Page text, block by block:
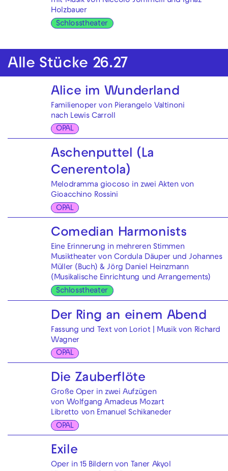
Holzbauer
Schlosstheater
Alle Stücke 26.27
Alice im Wunderland
Familienoper von Pierangelo Valtinoni
nach Lewis Carroll
OPAL
Aschenputtel (La
Cenerentola)
Melodramma giocoso in zwei Akten von
Gioacchino Rossini
OPAL
Comedian Harmonists
Eine Erinnerung in mehreren Stimmen
Musiktheater von Cordula Däuper und Johannes
Müller (Buch) & Jörg Daniel Heinzmann
(Musikalische Einrichtung und Arrangements)
Schlosstheater
Der Ring an einem Abend
Fassung und Text von Loriot | Musik von Richard
Wagner
OPAL
Die Zauberflöte
Große Oper in zwei Aufzügen
von Wolfgang Amadeus Mozart
Libretto von Emanuel Schikaneder
OPAL
Exile
Oper in 15 Bildern von Taner Akyol